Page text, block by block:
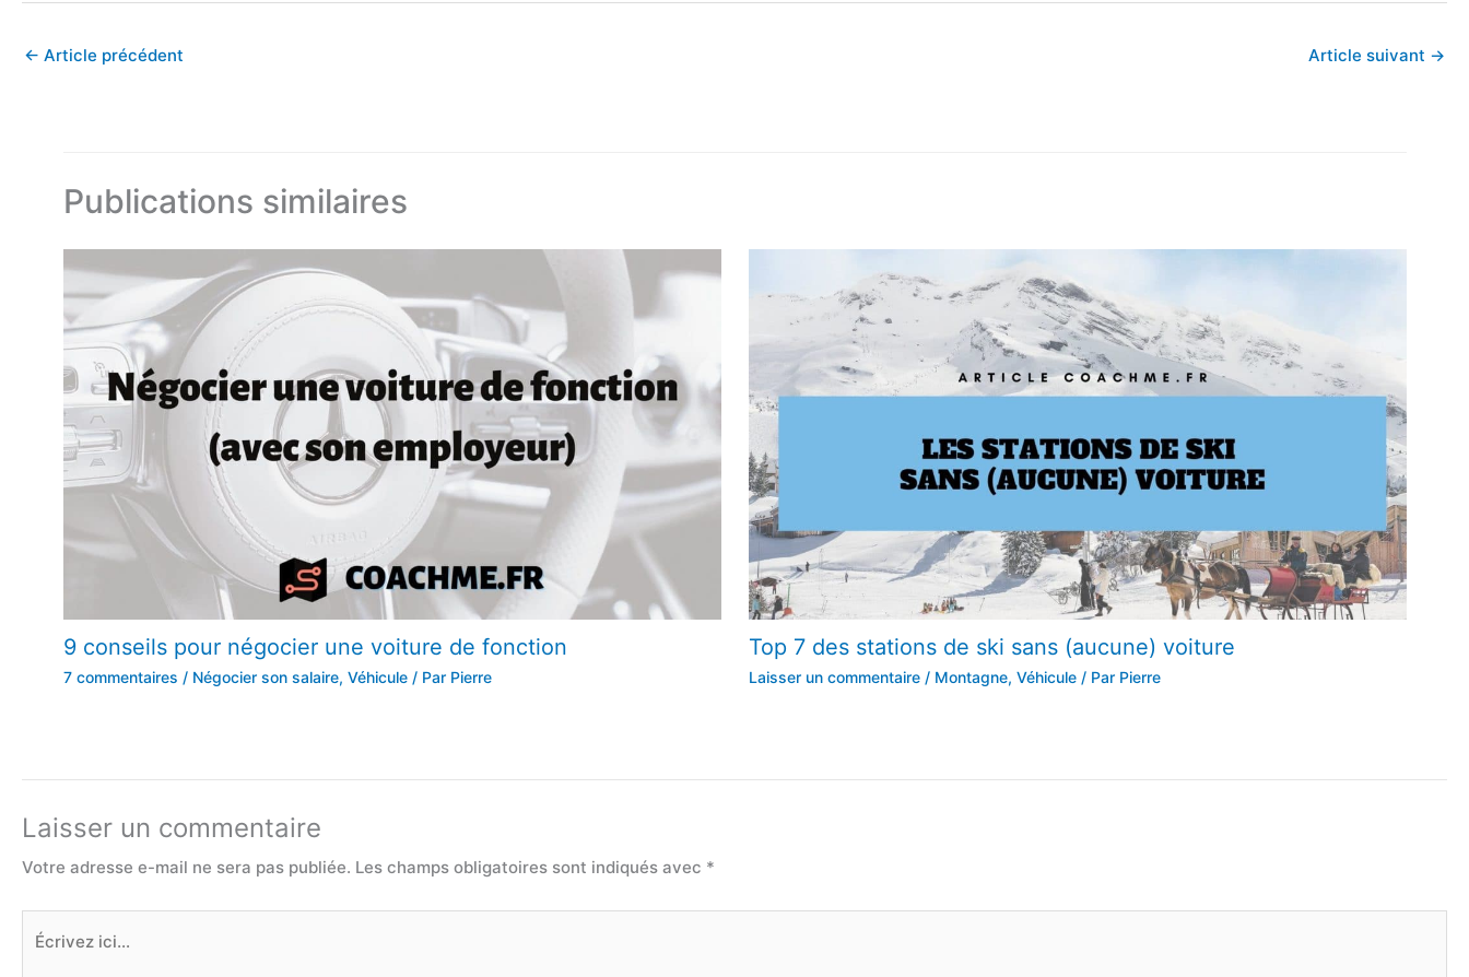
← Article précédent Article suivant →
Publications similaires
9 conseils pour négocier une voiture de fonction
7 commentaires / Négocier son salaire, Véhicule/ Par Pierre
Top 7 des stations de ski sans (aucune) voiture
Laisser un commentaire / Montagne, Véhicule/ Par Pierre
Laisser un commentaire
Votre adresse e-mail ne sera pas publiée. Les champs obligatoires sont indiqués avec *
Écrivez